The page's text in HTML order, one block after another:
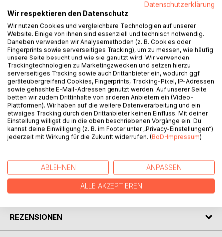
BESCHREIBUNG
Jan Brass, der alte Bootsmann, trauert der Zeit der
schönen Segelschiffe nach, vor allem seinem letzten, der
TINA MARIE, die jetzt in einer Ecke des alten Hafens zum
Abwracken liegt. Und er ist fest davon überzeugt, dass es
einen Klabautermann gibt. Sein Neffe Tim hält das in Zeiten
von Satellitennavigation und Radar für völligen Unsinn . . .
In dieser Geschichte geht es um Segelschiffe und die
Sehnsucht nach fernen Ländern, aber es wird auch Fußball
gespielt und am Computer herumgemacht.
AUTOR/IN
REZENSIONEN
Datenschutzerklärung
Wir respektieren den Datenschutz
Wir nutzen Cookies und vergleichbare Technologien auf unserer
Website. Einige von ihnen sind essenziell und technisch notwendig.
Daneben verwenden wir Analysemethoden (z. B. Cookies oder
Fingerprints sowie serverseitiges Tracking), um zu messen, wie häufig
unsere Seite besucht und wie sie genutzt wird. Wir verwenden
Trackingtechnologien zu Marketingzwecken und setzen hierzu
serverseitiges Tracking sowie auch Drittanbieter ein, wodurch ggf.
geräteübergreifend Cookies, Fingerprints, Tracking-Pixel, IP-Adressen
sowie gehashte E-Mail-Adressen genutzt werden. Auf unserer Seite
betten wir zudem Drittinhalte von anderen Anbietern ein (Video-
Plattformen). Wir haben auf die weitere Datenverarbeitung und ein
etwaiges Tracking durch den Drittanbieter keinen Einfluss. Mit deiner
Einstellung willigst du in die oben beschriebenen Vorgänge ein. Du
kannst deine Einwilligung (z. B. im Footer unter „Privacy-Einstellungen“)
jederzeit mit Wirkung für die Zukunft widerrufen. (BoD-Impressum)
ABLEHNEN ANPASSEN
ALLE AKZEPTIEREN